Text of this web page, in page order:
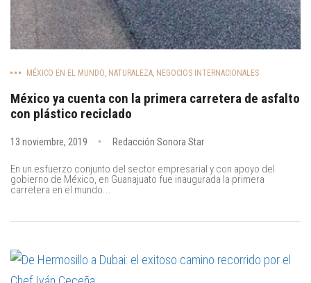
MÉXICO EN EL MUNDO NATURALEZA NEGOCIOS INTERNACIONALES
México ya cuenta con la primera carretera de asfalto
con plástico reciclado
13 noviembre, 2019 Redacción Sonora Star
En un esfuerzo conjunto del sector empresarial y con apoyo del
gobierno de México, en Guanajuato fue inaugurada la primera
carretera en el mundo...